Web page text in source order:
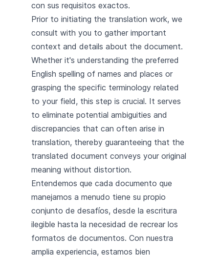
con sus requisitos exactos.
Prior to initiating the translation work, we
consult with you to gather important
context and details about the document.
Whether it's understanding the preferred
English spelling of names and places or
grasping the specific terminology related
to your field, this step is crucial. It serves
to eliminate potential ambiguities and
discrepancies that can often arise in
translation, thereby guaranteeing that the
translated document conveys your original
meaning without distortion.
Entendemos que cada documento que
manejamos a menudo tiene su propio
conjunto de desafíos, desde la escritura
ilegible hasta la necesidad de recrear los
formatos de documentos. Con nuestra
amplia experiencia, estamos bien